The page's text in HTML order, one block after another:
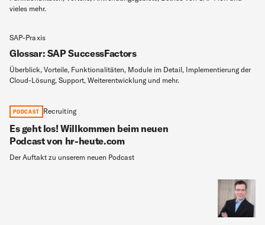
PODCAST Recruiting
Es geht los! Willkommen beim neuen
Podcast von hr-heute.com
Der Auftakt zu unserem neuen Podcast
vieles mehr.
SAP-Praxis
Glossar: SAP SuccessFactors
Überblick, Vorteile, Funktionalitäten, Module im Detail, Implementierung der
Cloud-Lösung, Support, Weiterentwicklung und mehr.